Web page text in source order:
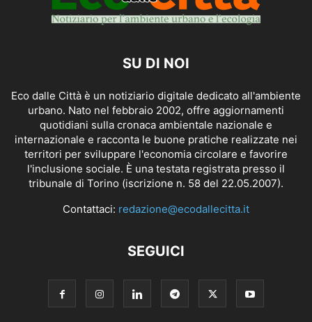
SU DI NOI
Eco dalle Città è un notiziario digitale dedicato all'ambiente
urbano. Nato nel febbraio 2002, offre aggiornamenti
quotidiani sulla cronaca ambientale nazionale e
internazionale e racconta le buone pratiche realizzate nei
territori per sviluppare l'economia circolare e favorire
l'inclusione sociale. È una testata registrata presso il
tribunale di Torino (iscrizione n. 58 del 22.05.2007).
Contattaci: redazione@ecodallecitta.it
SEGUICI